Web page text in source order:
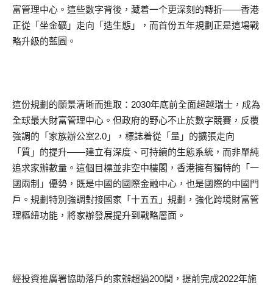
富管理中心。這些數字背後，藏着一个更深刻的轉折——香港
正從「坐金礦」走向「造生態」，而首份五年規劃正是這場戰
略升級的藍圖。
這份規劃的願景清晰而進取：2030年底前全面超越瑞士，成為
全球最大財富管理中心。但政府的野心不止於數字競賽，反覆
強調的「家族辦公室2.0」，標誌着從「量」的擴張走向
「質」的提升——建立有深度、可持續的生態系統，而非單純
追求家辦數量。這個目標並非空中樓閣，香港擁有獨特的「一
國兩制」優勢，既是中國的國際金融中心，也是國際的中國門
戶。規劃特別強調對接國家「十五五」規劃，強化跨境財富管
理樞紐功能，將家辦發展提升到戰略層面。
經投資推廣署協助落戶的家辦超過200間，提前完成2022年施